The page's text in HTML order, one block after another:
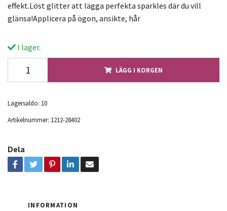
effekt.Löst glitter att lägga perfekta sparkles där du vill
glänsa!Applicera på ögon, ansikte, hår
I lager.
LÄGG I KORGEN
Lagersaldo: 10
Artikelnummer: 1212-28402
Dela
INFORMATION